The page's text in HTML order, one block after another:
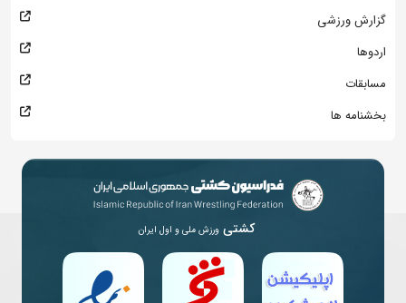
گزارش ورزشی
اردوها
مسابقات
بخشنامه ها
کشتی ورزش ملی و اول ایران